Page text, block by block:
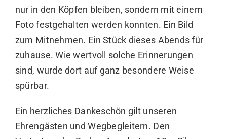
nur in den Köpfen bleiben, sondern mit einem
Foto festgehalten werden konnten. Ein Bild
zum Mitnehmen. Ein Stück dieses Abends für
zuhause. Wie wertvoll solche Erinnerungen
sind, wurde dort auf ganz besondere Weise
spürbar.
Ein herzliches Dankeschön gilt unseren
Ehrengästen und Wegbegleitern. Den